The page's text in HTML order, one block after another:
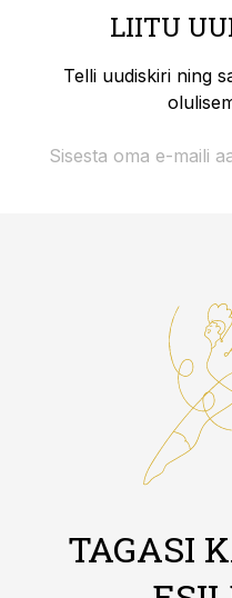
LIITU
Telli uudiskiri ning
TAGASI